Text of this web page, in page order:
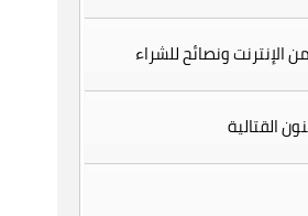
ونصائح للشراء
القتالية